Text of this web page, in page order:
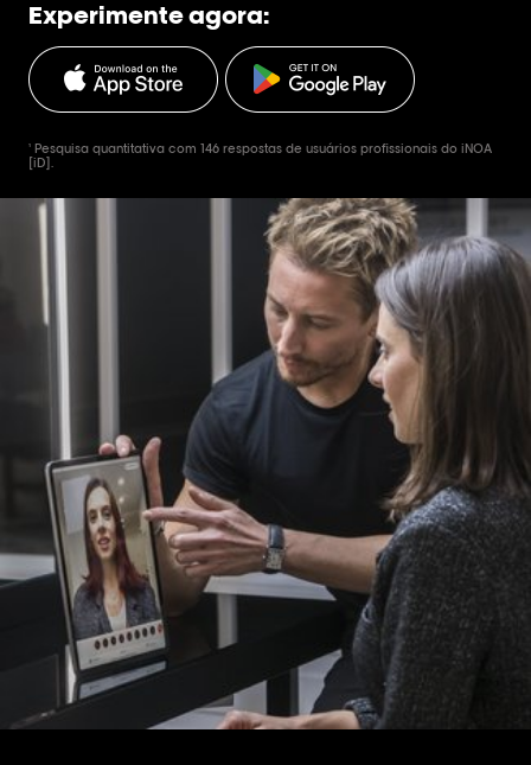
Experimente agora:
¹ Pesquisa quantitativa com 146 respostas de usuários profissionais do iNOA
[iD].